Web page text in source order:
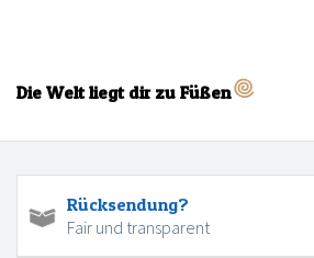
Die Welt liegt dir zu Füßen
Rücksendung?
Fair und transparent